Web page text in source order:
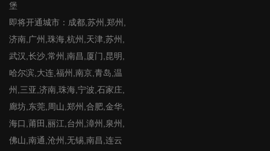
堡
即将开通城市：成都,苏州,郑州,
济南,广州,珠海,杭州,天津,苏州,
武汉,长沙,常州,南昌,厦门,昆明,
哈尔滨,大连,福州,南京,青岛,温
州,三亚,济南,珠海,宁波,石家庄,
廊坊,东莞,周山,郑州,合肥,金华,
海口,莆田,丽江,台州,漳州,泉州,
佛山,南通,沧州,无锡,南昌,连云